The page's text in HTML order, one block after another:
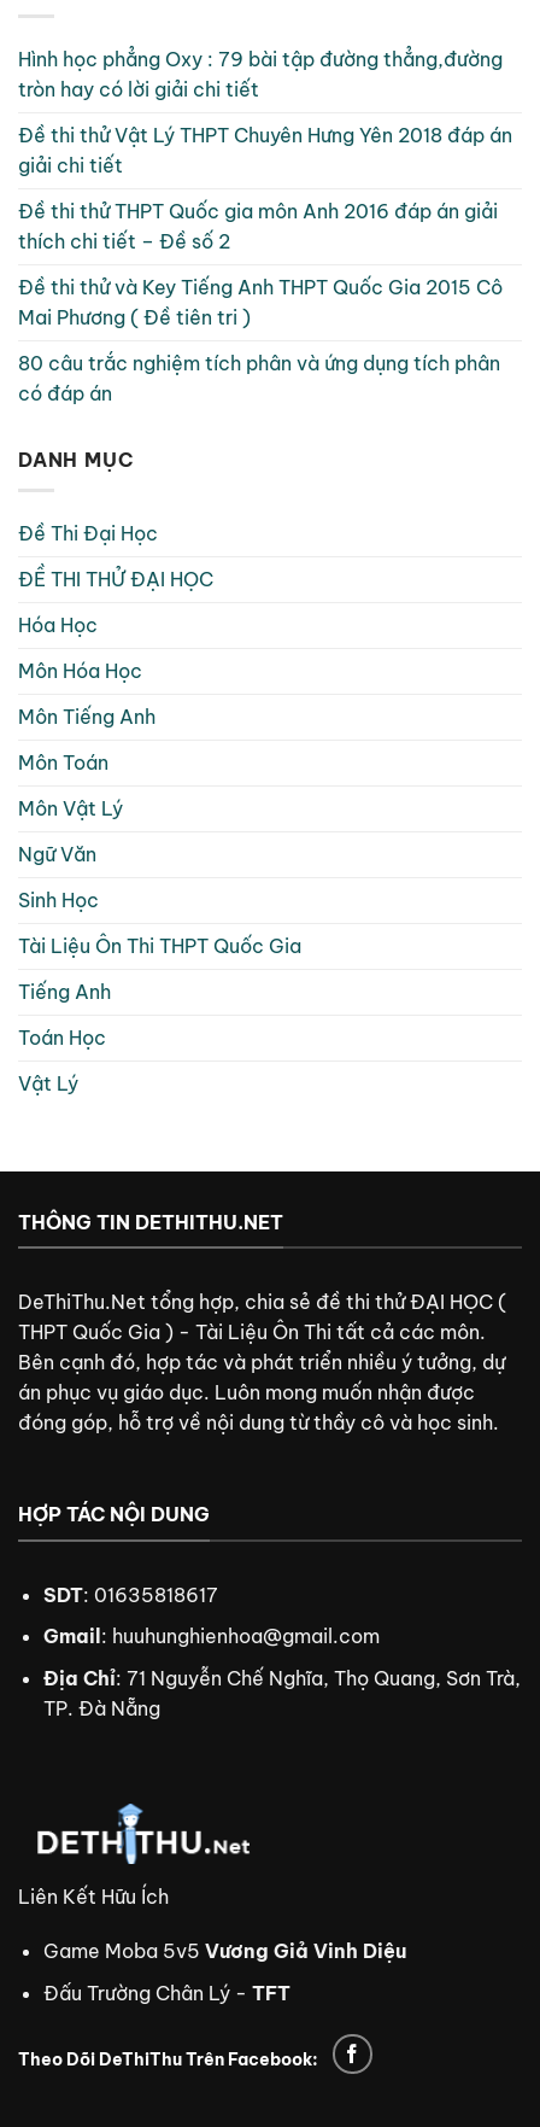
Hình học phẳng Oxy : 79 bài tập đường thẳng,đường
tròn hay có lời giải chi tiết
Đề thi thử Vật Lý THPT Chuyên Hưng Yên 2018 đáp án
giải chi tiết
Đề thi thử THPT Quốc gia môn Anh 2016 đáp án giải
thích chi tiết – Đề số 2
Đề thi thử và Key Tiếng Anh THPT Quốc Gia 2015 Cô
Mai Phương ( Đề tiên tri )
80 câu trắc nghiệm tích phân và ứng dụng tích phân
có đáp án
DANH MỤC
Đề Thi Đại Học
ĐỀ THI THỬ ĐẠI HỌC
Hóa Học
Môn Hóa Học
Môn Tiếng Anh
Môn Toán
Môn Vật Lý
Ngữ Văn
Sinh Học
Tài Liệu Ôn Thi THPT Quốc Gia
Tiếng Anh
Toán Học
Vật Lý
THÔNG TIN DETHITHU.NET
DeThiThu.Net tổng hợp, chia sẻ đề thi thử ĐẠI HỌC (
THPT Quốc Gia ) - Tài Liệu Ôn Thi tất cả các môn.
Bên cạnh đó, hợp tác và phát triển nhiều ý tưởng, dự
án phục vụ giáo dục. Luôn mong muốn nhận được
đóng góp, hỗ trợ về nội dung từ thầy cô và học sinh.
HỢP TÁC NỘI DUNG
SDT: 01635818617
Gmail : huuhunghienhoa@gmail.com
Địa Chỉ: 71 Nguyễn Chế Nghĩa, Thọ Quang, Sơn Trà,
TP. Đà Nẵng
Liên Kết Hữu Ích
Game Moba 5v5 Vương Giả Vinh Diệu
Đấu Trường Chân Lý - TFT
Theo Dõi DeThiThu Trên Facebook: